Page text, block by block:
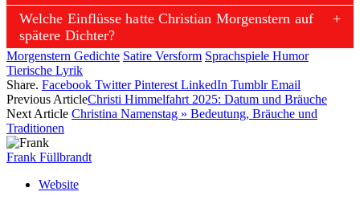
Welche Einflüsse hatte Christian Morgenstern auf
spätere Dichter?
Morgenstern Gedichte Satire Versform Sprachspiele Humor
Tierische Lyrik
Share. Facebook Twitter Pinterest LinkedIn Tumblr Email
Previous ArticleChristi Himmelfahrt 2025: Datum und Bräuche
Next Article Christina Namenstag » Bedeutung, Bräuche und
Traditionen
Frank Füllbrandt
Website